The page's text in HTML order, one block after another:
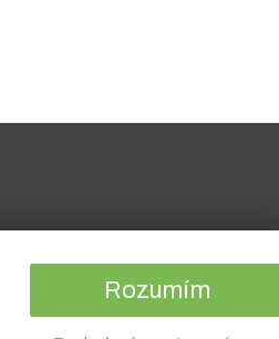
Rozumím